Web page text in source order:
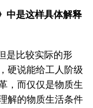
中是这样具体解释
是比较实际的形
硬说能给工人阶级
，而仅仅是物质生
解的物质生活条件